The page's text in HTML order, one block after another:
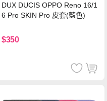
DUX DUCIS OPPO Reno 16/1
6 Pro SKIN Pro 皮套(藍色)
$350